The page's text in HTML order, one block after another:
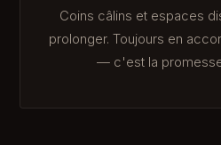
Coins câlins et espaces
prolonger. Toujours en
— c'est la promesse